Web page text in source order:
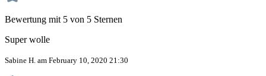
Bewertung mit 5 von 5 Sternen
Super wolle
Sabine H. am February 10, 2020 21:30